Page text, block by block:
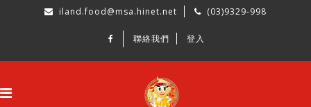
iland.food@msa.hinet.net (03)9329-998
聯絡我們 登入